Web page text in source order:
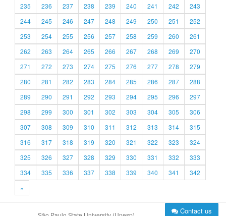
235
236 237 238 239 240 241 242
243
244
245 246 247 248 249 250 251
252
253
254 255 256 257 258 259 260
261
262
263 264 265 266 267 268 269
270
271
272 273 274 275 276 277 278
279
280
281 282 283 284 285 286 287
288
289
290 291 292 293 294 295 296
297
298
299 300 301 302 303 304 305
306
307
308 309 310 311 312 313 314
315
316
317 318 319 320 321 322 323
324
325
326 327 328 329 330 331 332
333
334
335 336 337 338 339 340 341
342
»
Contact us